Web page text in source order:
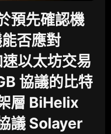
預先確認機
否應對
以太坊交易
協議的比特
層 BiHelix
議 Solayer